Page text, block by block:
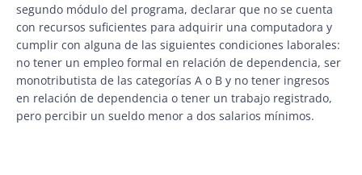
segundo módulo del programa, declarar que no se cuenta
con recursos suficientes para adquirir una computadora y
cumplir con alguna de las siguientes condiciones laborales:
no tener un empleo formal en relación de dependencia, ser
monotributista de las categorías A o B y no tener ingresos
en relación de dependencia o tener un trabajo registrado,
pero percibir un sueldo menor a dos salarios mínimos.